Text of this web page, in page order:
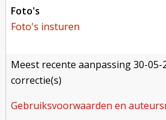
foto's
foto's insturen
meest recente aanpassing30-05-
correctie(s)
gebruiksvoorwaarden en